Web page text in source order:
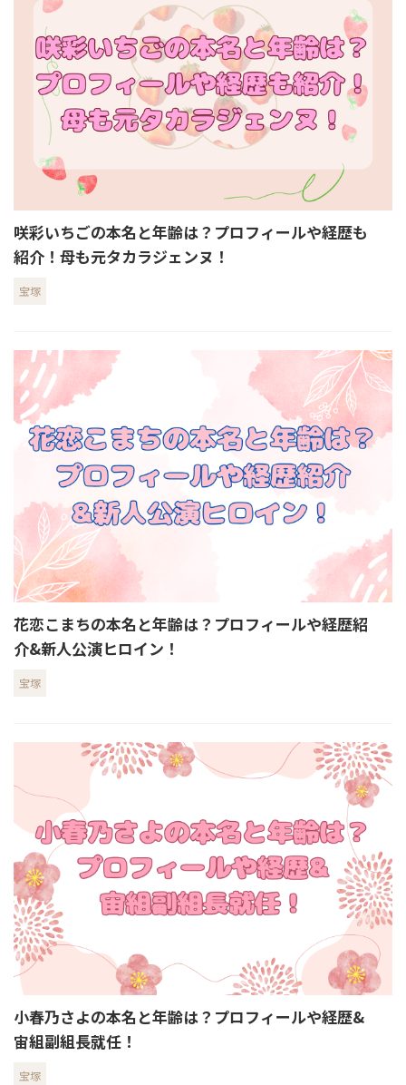
咲彩いちごの本名と年齢は？プロフィールや経歴も
紹介！母も元タカラジェンヌ！
宝塚
花恋こまちの本名と年齢は？プロフィールや経歴紹
介&新人公演ヒロイン！
宝塚
小春乃さよの本名と年齢は？プロフィールや経歴&
宙組副組長就任！
宝塚